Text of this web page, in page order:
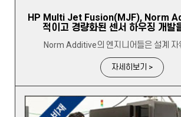
HP Multi Jet Fusion(MJF), Norm
적이고 경량화된 센서 하우징 개발
Norm Additive의 엔지니어들은 설계 자
자세히보기 >